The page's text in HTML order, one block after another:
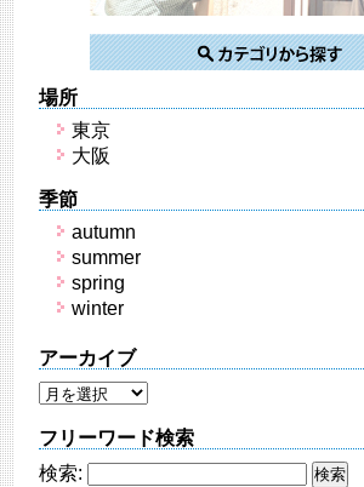
場所
東京
大阪
季節
autumn
summer
spring
winter
アーカイブ
フリーワード検索
検索: